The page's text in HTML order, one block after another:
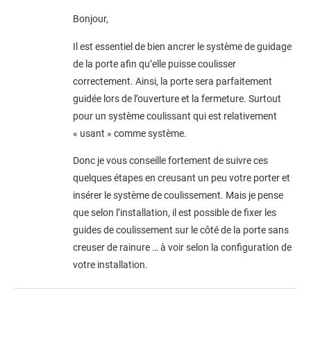
Bonjour,
Il est essentiel de bien ancrer le système de guidage
de la porte afin qu’elle puisse coulisser
correctement. Ainsi, la porte sera parfaitement
guidée lors de l’ouverture et la fermeture. Surtout
pour un système coulissant qui est relativement
« usant » comme système.
Donc je vous conseille fortement de suivre ces
quelques étapes en creusant un peu votre porter et
insérer le système de coulissement. Mais je pense
que selon l’installation, il est possible de fixer les
guides de coulissement sur le côté de la porte sans
creuser de rainure … à voir selon la configuration de
votre installation.